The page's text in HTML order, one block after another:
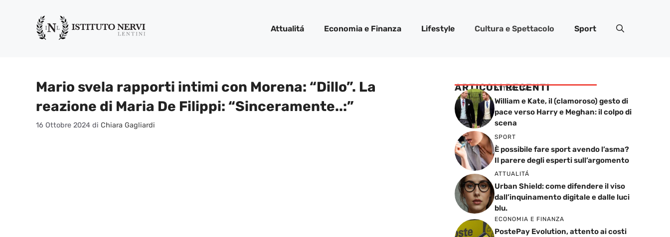
contenuto
Attualitá Economia e Finanza Lifestyle Cultura e Spettacolo Sport
Mario svela rapporti intimi con Morena: “Dillo”. La
reazione di Maria De Filippi: “Sinceramente..:”
16 Ottobre 2024 di Chiara Gagliardi
ARTICOLI RECENTI
ATTUALITÁ
William e Kate, il (clamoroso) gesto di
pace verso Harry e Meghan: il colpo di
scena
SPORT
È possibile fare sport avendo l’asma?
Il parere degli esperti sull’argomento
ATTUALITÁ
Urban Shield: come difendere il viso
dall’inquinamento digitale e dalle luci
blu.
ECONOMIA E FINANZA
PostePay Evolution, attento ai costi